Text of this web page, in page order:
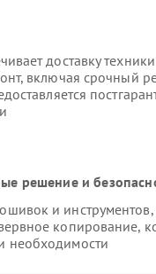
доставку
включая срочный
решение и
и инструментов,
копирование,
необходимости